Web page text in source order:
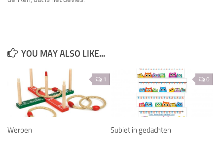
YOU MAY ALSO LIKE...
1
Werpen
0
Subiet in gedachten